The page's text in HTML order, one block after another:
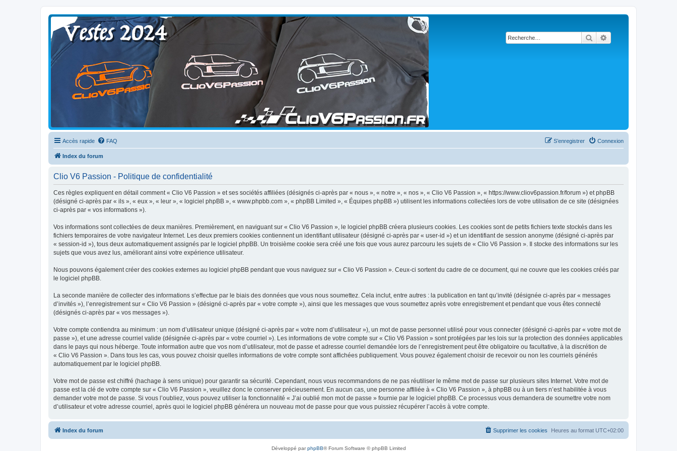
Rechercher
Clio V6 Passion
Le site français des passionnés de Clio V6
Accès rapide FAQ Connexion
S’enregistrer
Index du forum
Clio V6 Passion - Politique de confidentialité
Ces règles expliquent en détail comment « Clio V6 Passion » et ses sociétés affiliées (désignés ci-après par « nous », « notre », « nos », « Clio V6 Passion », « https://www.cliov6passion.fr/forum ») et phpBB
(désigné ci-après par « ils », « eux », « leur », « logiciel phpBB », « www.phpbb.com », « phpBB Limited », « Équipes phpBB ») utilisent les informations collectées lors de votre utilisation de ce site (désignées
ci-après par « vos informations »).
Vos informations sont collectées de deux manières. Premièrement, en naviguant sur « Clio V6 Passion », le logiciel phpBB créera plusieurs cookies. Les cookies sont de petits fichiers texte stockés dans les
fichiers temporaires de votre navigateur Internet. Les deux premiers cookies contiennent un identifiant utilisateur (désigné ci-après par « user-id ») et un identifiant de session anonyme (désigné ci-après par
« session-id »), tous deux automatiquement assignés par le logiciel phpBB. Un troisième cookie sera créé une fois que vous aurez parcouru les sujets de « Clio V6 Passion ». Il stocke des informations sur les
sujets que vous avez lus, améliorant ainsi votre expérience utilisateur.
Nous pouvons également créer des cookies externes au logiciel phpBB pendant que vous naviguez sur « Clio V6 Passion ». Ceux-ci sortent du cadre de ce document, qui ne couvre que les cookies créés par
le logiciel phpBB.
La seconde manière de collecter des informations s’effectue par le biais des données que vous nous soumettez. Cela inclut, entre autres : la publication en tant qu’invité (désignée ci-après par « messages
d’invités »), l’enregistrement sur « Clio V6 Passion » (désigné ci-après par « votre compte »), ainsi que les messages que vous soumettez après votre enregistrement et pendant que vous êtes connecté
(désignés ci-après par « vos messages »).
Votre compte contiendra au minimum : un nom d’utilisateur unique (désigné ci-après par « votre nom d’utilisateur »), un mot de passe personnel utilisé pour vous connecter (désigné ci-après par « votre mot de
passe »), et une adresse courriel valide (désignée ci-après par « votre courriel »). Les informations de votre compte sur « Clio V6 Passion » sont protégées par les lois sur la protection des données applicables
dans le pays qui nous héberge. Toute information autre que vos nom d’utilisateur, mot de passe et adresse courriel demandée lors de l’enregistrement peut être obligatoire ou facultative, à la discrétion de
« Clio V6 Passion ». Dans tous les cas, vous pouvez choisir quelles informations de votre compte sont affichées publiquement. Vous pouvez également choisir de recevoir ou non les courriels générés
automatiquement par le logiciel phpBB.
Votre mot de passe est chiffré (hachage à sens unique) pour garantir sa sécurité. Cependant, nous vous recommandons de ne pas réutiliser le même mot de passe sur plusieurs sites Internet. Votre mot de
passe est la clé de votre compte sur « Clio V6 Passion », veuillez donc le conserver précieusement. En aucun cas, une personne affiliée à « Clio V6 Passion », à phpBB ou à un tiers n’est habilitée à vous
demander votre mot de passe. Si vous l’oubliez, vous pouvez utiliser la fonctionnalité « J’ai oublié mon mot de passe » fournie par le logiciel phpBB. Ce processus vous demandera de soumettre votre nom
d’utilisateur et votre adresse courriel, après quoi le logiciel phpBB générera un nouveau mot de passe pour que vous puissiez récupérer l’accès à votre compte.
Index du forum Heures au format UTC+02:00
Supprimer les cookies
Développé parphpBB® Forum Software © phpBB Limited